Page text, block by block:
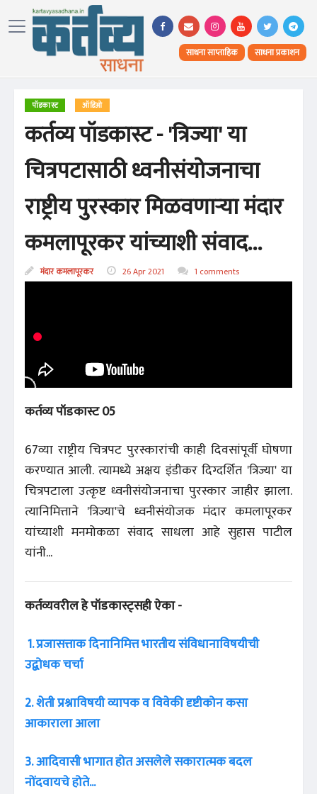
साधना साप्ताहिक साधना प्रकाशन
पॉडकास्ट ऑडिओ
कर्तव्य पॉडकास्ट - 'त्रिज्या' या
चित्रपटासाठी ध्वनीसंयोजनाचा
राष्ट्रीय पुरस्कार मिळवणाऱ्या मंदार
कमलापूरकर यांच्याशी संवाद...
मंदार कमलापूरकर 26 Apr 2021 1 comments
कर्तव्य पॉडकास्ट 05
67व्या राष्ट्रीय चित्रपट पुरस्कारांची काही दिवसांपूर्वी घोषणा
करण्यात आली. त्यामध्ये अक्षय इंडीकर दिग्दर्शित 'त्रिज्या' या
चित्रपटाला उत्कृष्ट ध्वनीसंयोजनाचा पुरस्कार जाहीर झाला.
त्यानिमित्ताने 'त्रिज्या'चे ध्वनीसंयोजक मंदार कमलापूरकर
यांच्याशी मनमोकळा संवाद साधला आहे सुहास पाटील
यांनी...
कर्तव्यवरील हे पॉडकास्ट्सही ऐका -
1. प्रजासत्ताक दिनानिमित्त भारतीय संविधानाविषयीची
उद्बोधक चर्चा
2. शेती प्रश्नाविषयी व्यापक व विवेकी दृष्टीकोन कसा
आकाराला आला
3. आदिवासी भागात होत असलेले सकारात्मक बदल
नोंदवायचे होते...